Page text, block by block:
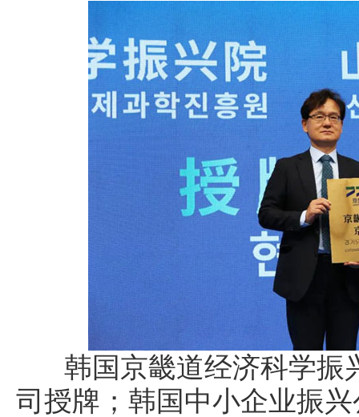
韩国京畿道经济科学振
司授牌；韩国中小企业振